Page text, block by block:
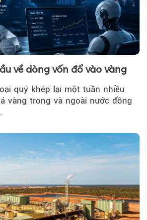
về dòng vốn đổ vào vàng
quý khép lại một tuần nhiều
vàng trong và ngoài nước đồng